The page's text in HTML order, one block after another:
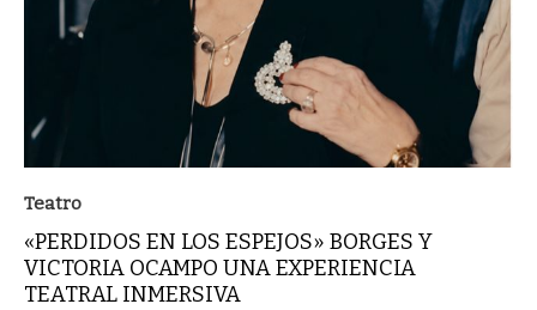
Teatro
«PERDIDOS EN LOS ESPEJOS» BORGES Y
VICTORIA OCAMPO UNA EXPERIENCIA
TEATRAL INMERSIVA